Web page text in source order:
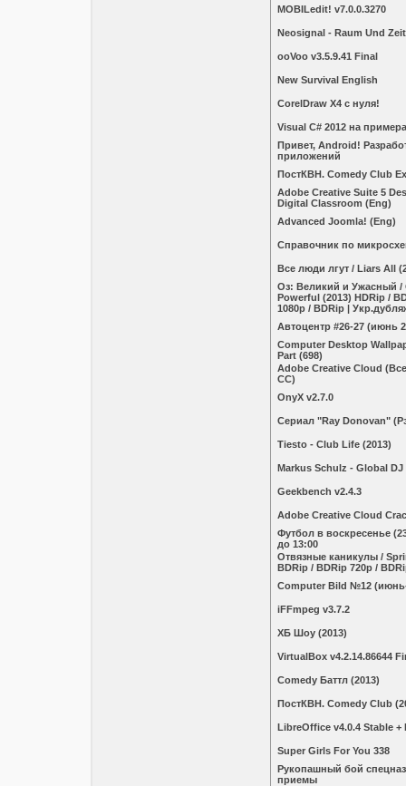
MOBILedit! v7.0.0.3270
Neosignal - Raum Und
ooVoo v3.5.9.41 Final
New Survival English
CorelDraw X4 с нуля!
Visual С# 2012 на
Привет, Android!
приложений
ПостКВН. Comedy Club
Adobe Creative Suite 5
Digital Classroom (Eng)
Advanced Joomla! (Eng)
Справочник по
Все люди лгут / Liars All
Оз: Великий и Ужасный /
Powerful (2013) HDRip /
1080p / BDRip |
Автоцентр #26-27 (июнь
Computer Desktop
Part (698)
Adobe Creative Cloud
CC)
OnyX v2.7.0
Сериал "Ray Donovan"
Tiesto - Club Life (2013)
Markus Schulz - Global
Geekbench v2.4.3
Adobe Creative Cloud
Футбол в воскресенье
до 13:00
Отвязные каникулы /
BDRip / BDRip 720p /
Computеr Bild №12
iFFmpeg v3.7.2
ХБ Шоу (2013)
VirtualBox v4.2.14.86644
Comedy Баттл (2013)
ПостКВН. Comedy Club
LibreOffice v4.0.4 Stable +
Super Girls For You 338
Рукопашный бой
приемы